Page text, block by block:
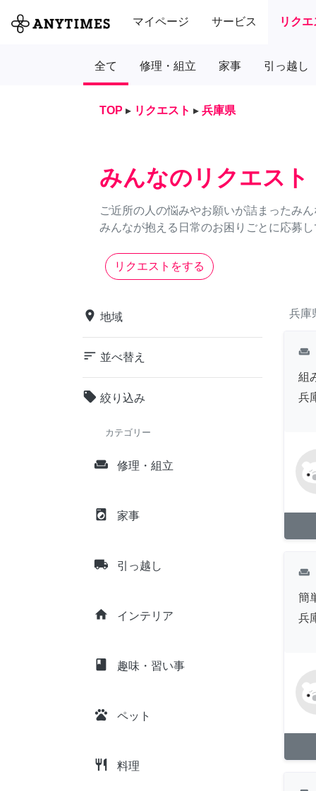
マイページ サービス リク
全て 修理・組立 家事 引っ越し
TOP ▸ リクエスト ▸ 兵庫県
みんなのリクエスト
ご近所の人の悩みやお願いが詰まったみ
みんなが抱える日常のお困りごとに応募
リクエストをする
place 地域
sort 並べ替え
local_offer 絞り込み
カテゴリー
weekend 修理・組立
local_laundry_service 家事
local_shipping 引っ越し
home インテリア
class 趣味・習い事
pets ペット
restaurant 料理
兵庫
weekend
組
兵
weekend
簡
兵